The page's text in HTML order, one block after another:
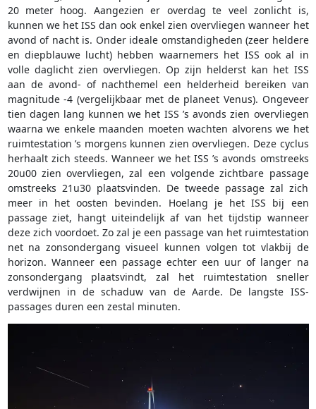
20 meter hoog. Aangezien er overdag te veel zonlicht is,
kunnen we het ISS dan ook enkel zien overvliegen wanneer het
avond of nacht is. Onder ideale omstandigheden (zeer heldere
en diepblauwe lucht) hebben waarnemers het ISS ook al in
volle daglicht zien overvliegen. Op zijn helderst kan het ISS
aan de avond- of nachthemel een helderheid bereiken van
magnitude -4 (vergelijkbaar met de planeet Venus). Ongeveer
tien dagen lang kunnen we het ISS ’s avonds zien overvliegen
waarna we enkele maanden moeten wachten alvorens we het
ruimtestation ’s morgens kunnen zien overvliegen. Deze cyclus
herhaalt zich steeds. Wanneer we het ISS ’s avonds omstreeks
20u00 zien overvliegen, zal een volgende zichtbare passage
omstreeks 21u30 plaatsvinden. De tweede passage zal zich
meer in het oosten bevinden. Hoelang je het ISS bij een
passage ziet, hangt uiteindelijk af van het tijdstip wanneer
deze zich voordoet. Zo zal je een passage van het ruimtestation
net na zonsondergang visueel kunnen volgen tot vlakbij de
horizon. Wanneer een passage echter een uur of langer na
zonsondergang plaatsvindt, zal het ruimtestation sneller
verdwijnen in de schaduw van de Aarde. De langste ISS-
passages duren een zestal minuten.